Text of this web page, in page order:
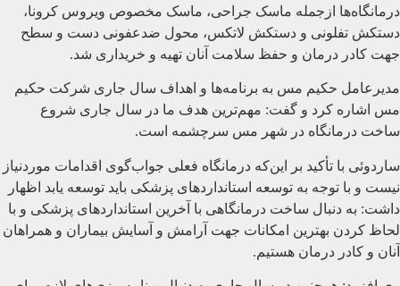
درمانگاه‌ها ازجمله ماسک جراحی، ماسک مخصوص ویروس کرونا،
دستکش تفلونی و دستکش لاتکس، محول ضدعفونی دست و سطح
جهت کادر درمان و حفظ سلامت آنان تهیه و خریداری شد.
مدیرعامل حکیم مس به برنامه‌ها و اهداف سال جاری شرکت حکیم
مس اشاره کرد و گفت: مهم‌ترین هدف ما در سال جاری شروع
ساخت درمانگاه در شهر مس سرچشمه است.
ساردوئی با تأکید بر این‌که درمانگاه فعلی جواب‌گوی اقدامات موردنیاز
نیست و با توجه به توسعه استانداردهای پزشکی باید توسعه یابد اظهار
داشت: به دنبال ساخت درمانگاهی با آخرین استانداردهای پزشکی و با
لحاظ کردن بهترین امکانات جهت آرامش و آسایش بیماران و همراهان
آنان و کادر درمان هستیم.